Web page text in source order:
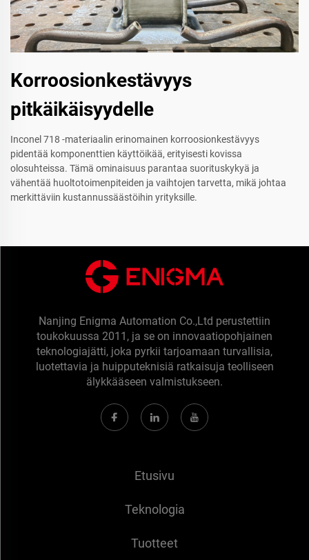
Korroosionkestävyys
pitkäikäisyydelle
Inconel 718 -materiaalin erinomainen korroosionkestävyys
pidentää komponenttien käyttöikää, erityisesti kovissa
olosuhteissa. Tämä ominaisuus parantaa suorituskykyä ja
vähentää huoltotoimenpiteiden ja vaihtojen tarvetta, mikä johtaa
merkittäviin kustannussäästöihin yrityksille.
Nanjing Enigma Automation Co.,Ltd perustettiin
toukokuussa 2011, ja se on innovaatiopohjainen
teknologiajätti, joka pyrkii tarjoamaan turvallisia,
luotettavia ja huipputeknisiä ratkaisuja teolliseen
älykkääseen valmistukseen.
Etusivu
Teknologia
Tuotteet